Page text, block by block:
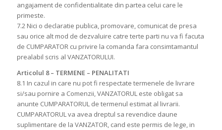
angajament de confidentialitate din partea celui care le
primeste.
7.2 Nici o declaratie publica, promovare, comunicat de presa
sau orice alt mod de dezvaluire catre terte parti nu va fi facuta
de CUMPARATOR cu privire la comanda fara consimtamantul
prealabil scris al VANZATORULUI.
Articolul 8 – TERMENE – PENALITATI
8.1 In cazul in care nu pot fi respectate termenele de livrare
si/sau pornire a Comenzii, VANZATORUL este obligat sa
anunte CUMPARATORUL de termenul estimat al livrarii.
CUMPARATORUL va avea dreptul sa revendice daune
suplimentare de la VANZATOR, cand este permis de lege, in